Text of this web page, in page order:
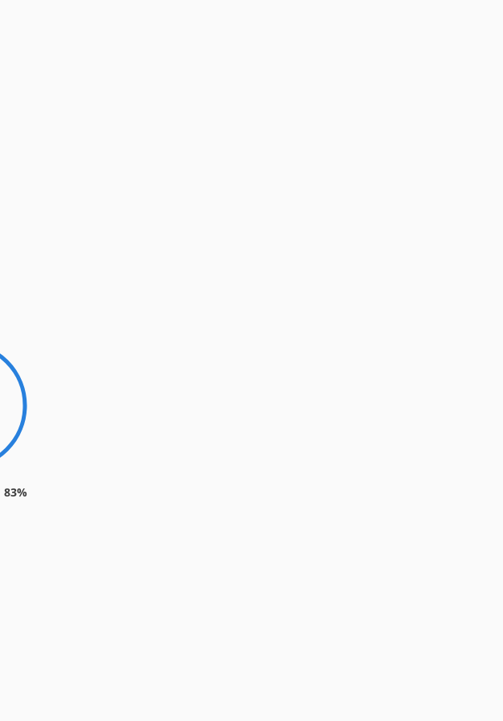
87%